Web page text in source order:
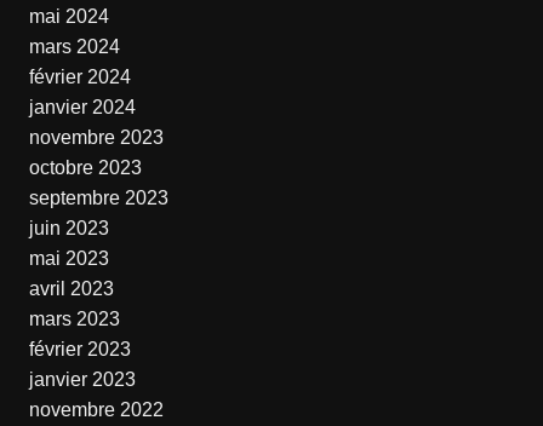
mai 2024
mars 2024
février 2024
janvier 2024
novembre 2023
octobre 2023
septembre 2023
juin 2023
mai 2023
avril 2023
mars 2023
février 2023
janvier 2023
novembre 2022